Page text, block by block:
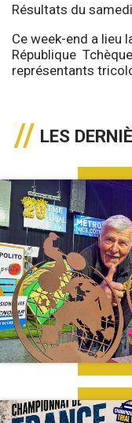
Résultats du samedi
Ce week-end a lieu
République
représentants
LES